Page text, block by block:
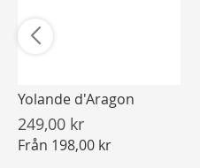
Yolande d'Aragon
249,00 kr
Från 198,00 kr